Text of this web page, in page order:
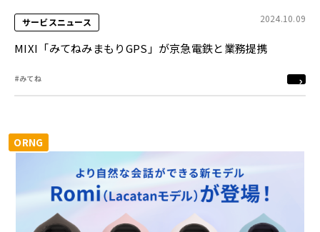
サービスニュース 2024.10.09
MIXI「みてねみまもりGPS」が京急電鉄と業務提携
#みてね
ORNG